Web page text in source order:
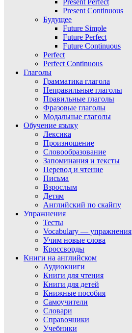
Present Perfect
Present Continuous
Будущее
Future Simple
Future Perfect
Future Continuous
Perfect
Perfect Continuous
Глаголы
Грамматика глагола
Неправильные глаголы
Правильные глаголы
Фразовые глаголы
Модальные глаголы
Обучение языку
Лексика
Произношение
Словообразование
Запоминания и тексты
Перевод и чтение
Письма
Взрослым
Детям
Английский по скайпу
Упражнения
Тесты
Vocabulary — упражнения
Учим новые слова
Кроссворды
Книги на английском
Аудиокниги
Книги для чтения
Книги для детей
Книжные пособия
Самоучители
Словари
Справочники
Учебники